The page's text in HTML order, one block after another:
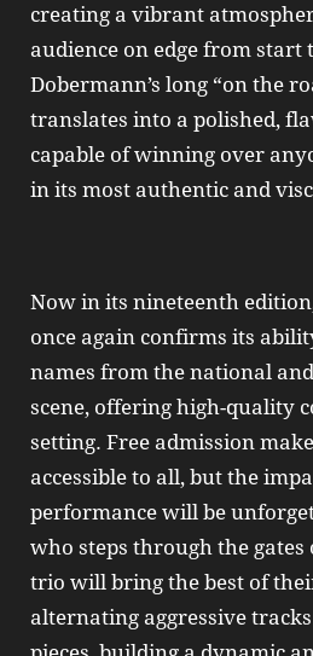
creating a vibrant
audience on edge from start
Dobermann’s long “on the
translates into a polished,
capable of winning over
in its most authentic and
Now in its nineteenth
once again confirms its
names from the national
scene, offering high-quality
setting. Free admission
accessible to all, but the
performance will be
who steps through the gates
trio will bring the best of
alternating aggressive